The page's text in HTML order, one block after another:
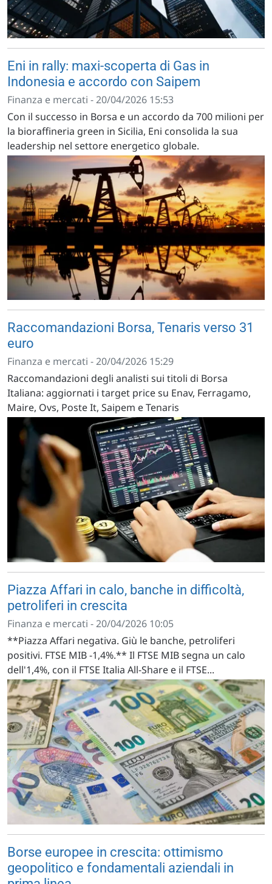
Eni in rally: maxi-scoperta di Gas in
Indonesia e accordo con Saipem
Finanza e mercati - 20/04/2026 15:53
Con il successo in Borsa e un accordo da 700 milioni per
la bioraffineria green in Sicilia, Eni consolida la sua
leadership nel settore energetico globale.
Raccomandazioni Borsa, Tenaris verso 31
euro
Finanza e mercati - 20/04/2026 15:29
Raccomandazioni degli analisti sui titoli di Borsa
Italiana: aggiornati i target price su Enav, Ferragamo,
Maire, Ovs, Poste It, Saipem e Tenaris
Piazza Affari in calo, banche in difficoltà,
petroliferi in crescita
Finanza e mercati - 20/04/2026 10:05
**Piazza Affari negativa. Giù le banche, petroliferi
positivi. FTSE MIB -1,4%.** Il FTSE MIB segna un calo
dell'1,4%, con il FTSE Italia All-Share e il FTSE...
Borse europee in crescita: ottimismo
geopolitico e fondamentali aziendali in